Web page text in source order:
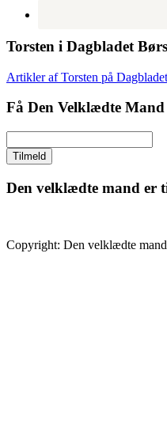
Torsten i Dagbladet
Artikler af Torsten på
Få Den Velklædte
Den velklædte mand er
Copyright: Den velklædte